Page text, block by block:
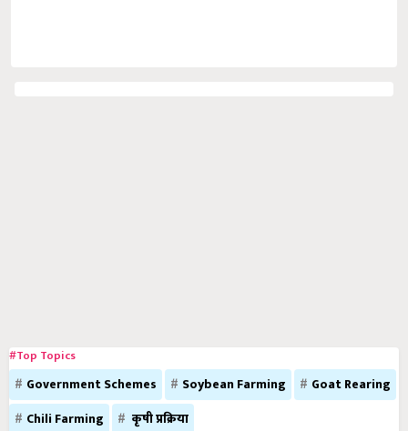
#Top Topics
Government Schemes Soybean Farming
Goat Rearing
Chili Farming
कृषी प्रक्रिया